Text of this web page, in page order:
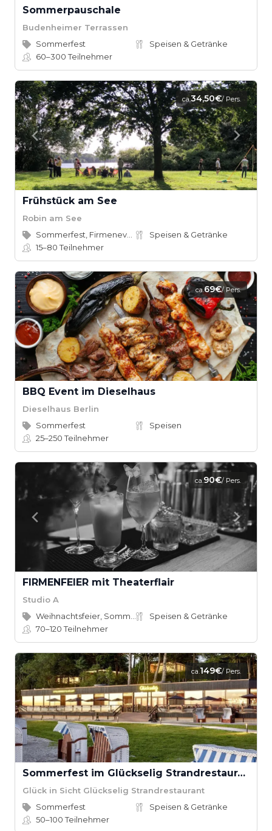
Sommerpauschale
Budenheimer Terrassen
Sommerfest
Speisen & Getränke
60–300Teilnehmer
ca.34,50€/ Pers.
Frühstück am See
Robin am See
Speisen & Getränke
15–80Teilnehmer
ca.69€/ Pers.
BBQ Event im Dieselhaus
Dieselhaus Berlin
Sommerfest
Speisen
25–250Teilnehmer
ca.90€/ Pers.
FIRMENFEIER mit Theaterflair
Studio A
Speisen & Getränke
70–120Teilnehmer
ca.149€/ Pers.
Sommerfest im Glückselig Strandrestaurant
Glück in Sicht Glückselig Strandrestaurant
Sommerfest
Speisen & Getränke
50–100Teilnehmer